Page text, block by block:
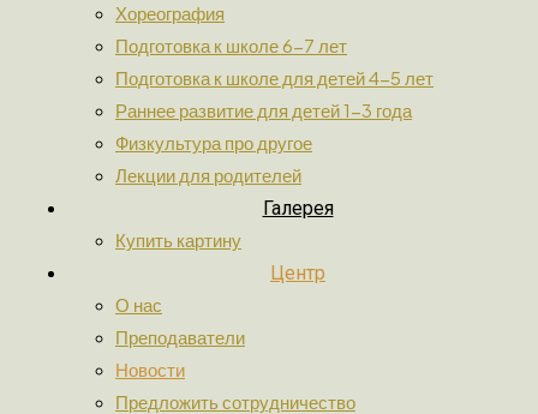
Хореография
Подготовка к школе 6-7 лет
Подготовка к школе для детей 4-5 лет
Раннее развитие для детей 1-3 года
Физкультура про другое
Лекции для родителей
Галерея
Купить картину
Центр
О нас
Преподаватели
Новости
Предложить сотрудничество